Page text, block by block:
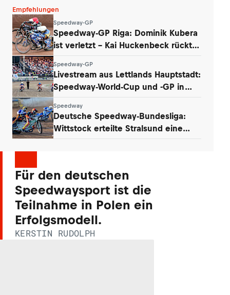
Empfehlungen
Speedway-GP
Speedway-GP Riga: Dominik Kubera
ist verletzt – Kai Huckenbeck rückt
Speedway-GP
Livestream aus Lettlands Hauptstadt:
Speedway-World-Cup und -GP in
Speedway
Deutsche Speedway-Bundesliga:
Wittstock erteilte Stralsund eine
Für den deutschen
Speedwaysport ist die
Teilnahme in Polen ein
Erfolgsmodell.
KERSTIN RUDOLPH